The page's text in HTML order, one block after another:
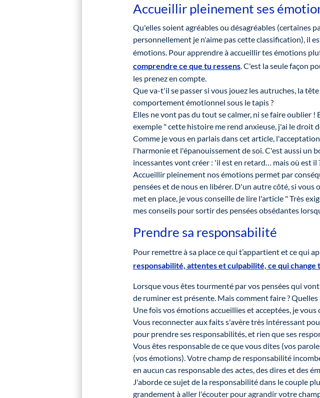
Accueillir pleinement ses
Qu'elles soient agréables ou désagréables (certaines
personnellement je n'aime pas cette classification), il
émotions. Pour apprendre à accueillir tes émotions
comprendre ce que tu ressens. C'est la seule façon
les prenez en compte.
Que va-t'il se passer si vous jouez les autruches, la
comportement émotionnel sous le tapis ?
Elles ne vont pas du tout se calmer, ni se faire oublier
exemple " cette histoire me rend anxieuse, j'ai le droit
Comme je vous en parlais dans cet article,
l'harmonie et l'épanouissement de soi. C'est aussi un
incessantes vont créer : 'il est en retard… mais où est
Accueillir pleinement nos émotions permet par
pensées et de nous en libérer. D'un autre côté, si
met en place, je vous conseille de lire l'article " Très
mes conseils pour sortir des pensées obsédantes
Prendre sa responsabilité
Pour remettre à sa place ce qui t’appartient et ce qui
responsabilité, attentes et culpabilité, ce qui change
Lorsque vous êtes tourmenté par vos pensées qui
de ruminer est présente. Mais comment faire ?
Une fois vos émotions accueillies et acceptées, je
Vous reconnecter aux faits s'avère très intéressant
pour prendre ses responsabilités, et rien que ses
Vous êtes responsable de ce que vous dites (vos
(vos émotions). Votre champ de responsabilité
en aucun cas responsable des actes, des dires et des
J'aborde ce sujet de la responsabilité dans le couple
grandement à aller l'écouter pour agrandir votre